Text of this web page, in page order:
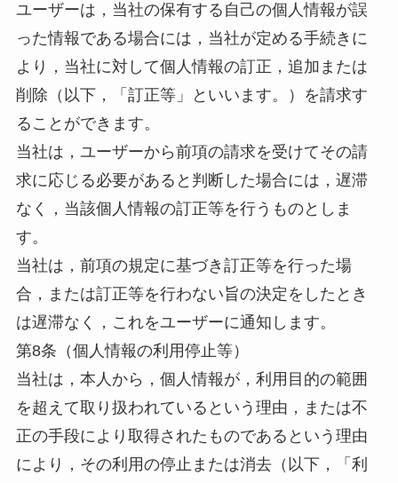
ユーザーは，当社の保有する自己の個人情報が誤
った情報である場合には，当社が定める手続きに
より，当社に対して個人情報の訂正，追加または
削除（以下，「訂正等」といいます。）を請求す
ることができます。
当社は，ユーザーから前項の請求を受けてその請
求に応じる必要があると判断した場合には，遅滞
なく，当該個人情報の訂正等を行うものとしま
す。
当社は，前項の規定に基づき訂正等を行った場
合，または訂正等を行わない旨の決定をしたとき
は遅滞なく，これをユーザーに通知します。
第8条（個人情報の利用停止等）
当社は，本人から，個人情報が，利用目的の範囲
を超えて取り扱われているという理由，または不
正の手段により取得されたものであるという理由
により，その利用の停止または消去（以下，「利